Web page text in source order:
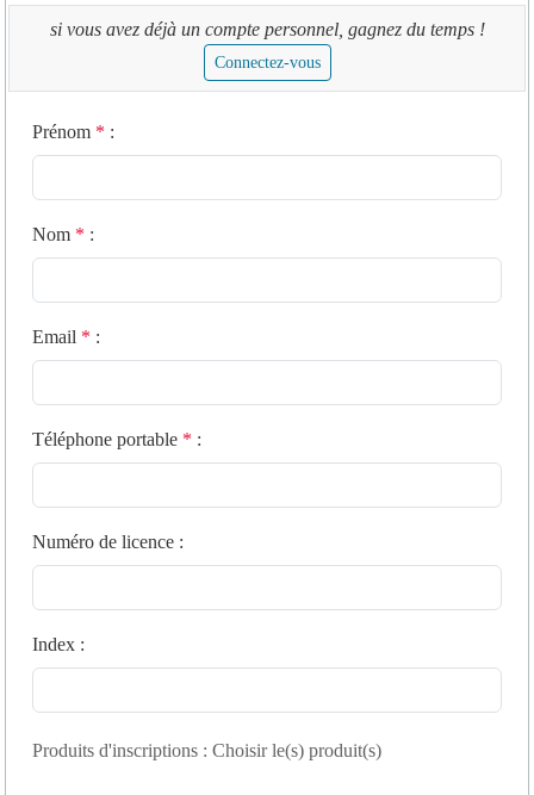
si vous avez déjà un compte personnel, gagnez du temps !
Connectez-vous
Prénom * :
Nom * :
Email * :
Téléphone portable * :
Numéro de licence :
Index :
Produits d'inscriptions : Choisir le(s) produit(s)